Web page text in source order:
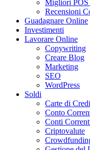
Migliori POS
Recensioni
Guadagnare Online
Investimenti
Lavorare Online
Copywriting
Creare Blog
Marketing
SEO
WordPress
Soldi
Carte di
Conto
Conti
Criptovalute